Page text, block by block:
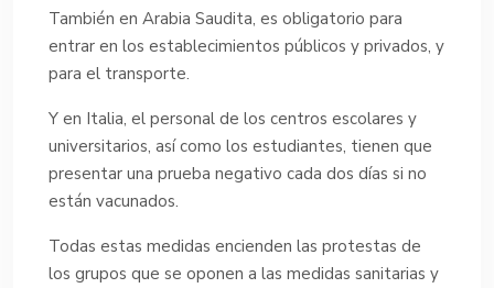
También en Arabia Saudita, es obligatorio para
entrar en los establecimientos públicos y privados, y
para el transporte.
Y en Italia, el personal de los centros escolares y
universitarios, así como los estudiantes, tienen que
presentar una prueba negativo cada dos días si no
están vacunados.
Todas estas medidas encienden las protestas de
los grupos que se oponen a las medidas sanitarias y